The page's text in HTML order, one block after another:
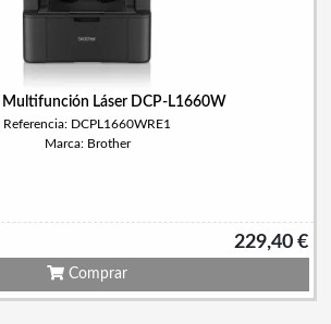
Multifunción Láser DCP-L1660W
Referencia: DCPL1660WRE1
Marca: Brother
229,40 €
Comprar